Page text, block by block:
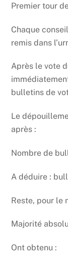
Premier tour
Chaque
remis dans
Après le vote
bulletins de
Le
après :
Nombre de
A déduire :
Reste, pour le
Majorité
Ont obtenu :